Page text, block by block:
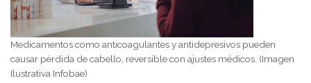
Medicamentos como anticoagulantes y antidepresivos pueden
causar pérdida de cabello, reversible con ajustes médicos. (Imagen
Ilustrativa Infobae)